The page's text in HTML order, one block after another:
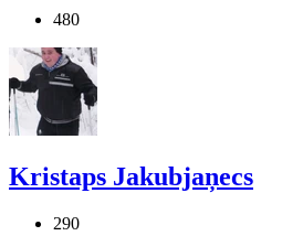
480
Kristaps Jakubjaņecs
290